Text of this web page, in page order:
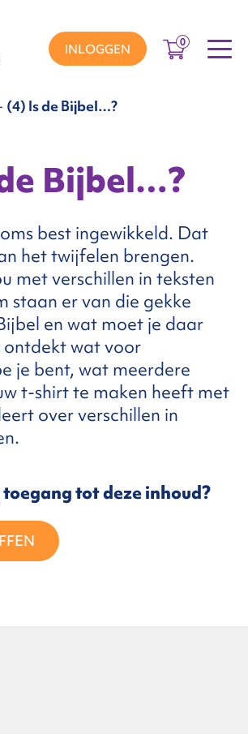
INLOGGEN 0
(4) Is de Bijbel…?
Bijbel…?
best ingewikkeld. Dat
het twijfelen brengen.
met verschillen in teksten
staan er van die gekke
en wat moet je daar
ontdekt wat voor
je bent, wat meerdere
t-shirt te maken heeft met
over verschillen in
tot deze inhoud?